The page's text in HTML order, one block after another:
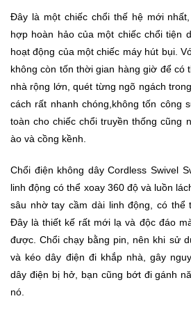
bay
flycam
Đồ
Chơi
Trẻ
Em
Hồ
Phụ
Kiện
Nhà
Cửa
Đời
Đây là một chiếc chổi thế hệ mới
hợp hoàn hảo của một chiếc chổi tiện
hoạt động của một chiếc máy hút bụi.
không còn tốn thời gian hàng giờ để có
nhà rộng lớn, quét từng ngõ ngách
cách rất nhanh chóng,không tốn công
toàn cho chiếc chổi truyền thống cũng
ào và cồng kềnh.
Chổi điện không dây Cordless Swivel
linh động có thể xoay 360 độ và luồn
sâu nhờ tay cầm dài linh động, có thể
Đây là thiết kế rất mới lạ và độc đáo
được. Chổi chạy bằng pin, nên khi sử
và kéo dây điện đi khắp nhà, gây
dây điện bị hở, bạn cũng bớt đi gánh
nó.